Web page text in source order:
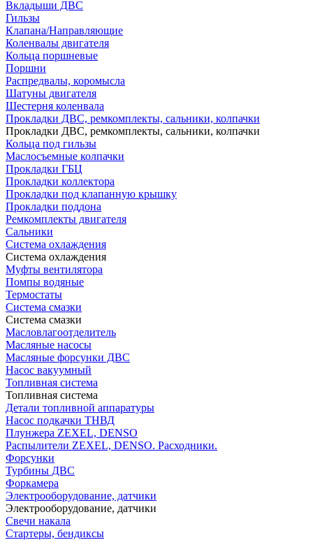
Вкладыши ДВС
Гильзы
Клапана/Направляющие
Коленвалы двигателя
Кольца поршневые
Поршни
Распредвалы, коромысла
Шатуны двигателя
Шестерня коленвала
Прокладки ДВС, ремкомплекты, сальники, колпачки
Прокладки ДВС, ремкомплекты, сальники, колпачки
Кольца под гильзы
Маслосъемные колпачки
Прокладки ГБЦ
Прокладки коллектора
Прокладки под клапанную крышку
Прокладки поддона
Ремкомплекты двигателя
Сальники
Система охлаждения
Система охлаждения
Муфты вентилятора
Помпы водяные
Термостаты
Система смазки
Система смазки
Масловлагоотделитель
Масляные насосы
Масляные форсунки ДВС
Насос вакуумный
Топливная система
Топливная система
Детали топливной аппаратуры
Насос подкачки ТНВД
Плунжера ZEXEL, DENSO
Распылители ZEXEL, DENSO. Расходники.
Форсунки
Турбины ДВС
Форкамера
Электрооборудование, датчики
Электрооборудование, датчики
Свечи накала
Стартеры, бендиксы